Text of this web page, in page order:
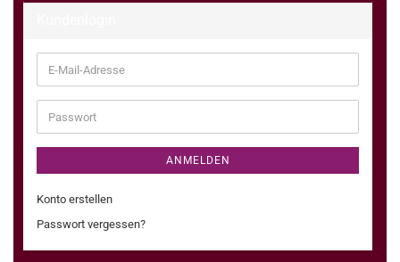
E-
Mail-
Adresse
Passwort
ANMELDEN
Konto erstellen
Passwort vergessen?